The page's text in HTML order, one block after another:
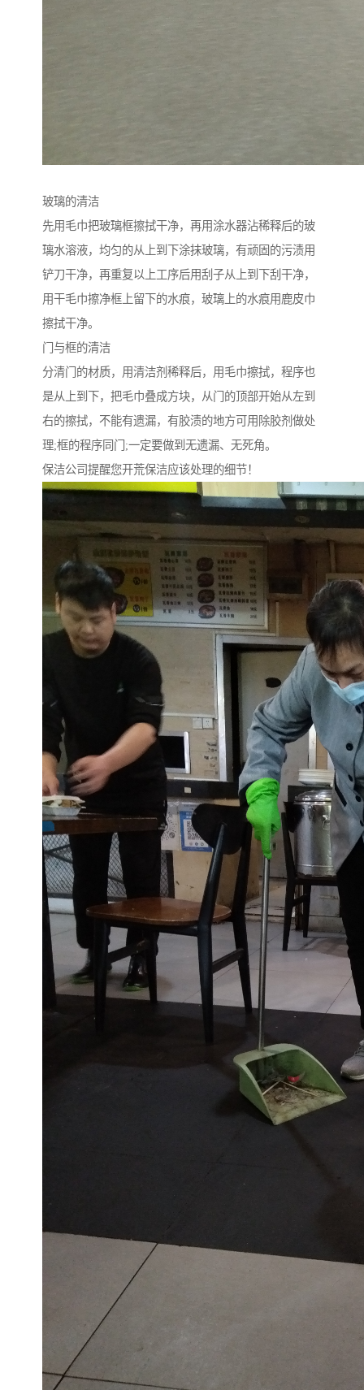
玻璃的清洁
先用毛巾把玻璃框擦拭干净，再用涂水器沾稀释后的玻
璃水溶液，均匀的从上到下涂抹玻璃，有顽固的污渍用
铲刀干净，再重复以上工序后用刮子从上到下刮干净，
用干毛巾擦净框上留下的水痕，玻璃上的水痕用鹿皮巾
擦拭干净。
门与框的清洁
分清门的材质，用清洁剂稀释后，用毛巾擦拭，程序也
是从上到下，把毛巾叠成方块，从门的顶部开始从左到
右的擦拭，不能有遗漏，有胶渍的地方可用除胶剂做处
理;框的程序同门;一定要做到无遗漏、无死角。
保洁公司提醒您开荒保洁应该处理的细节！